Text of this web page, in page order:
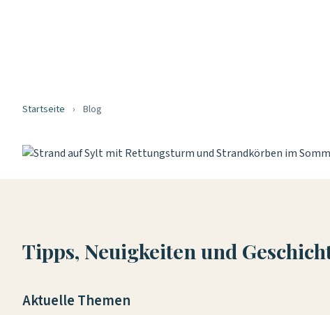
Startseite › Blog
Tipps, Neuigkeiten und
Aktuelle Themen